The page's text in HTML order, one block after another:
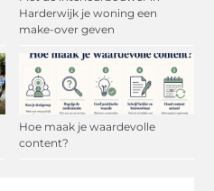
Harderwijk je woning een
make-over geven
Hoe maak je waardevolle
content?